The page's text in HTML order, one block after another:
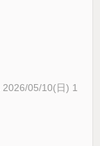
2026/05/10(日) 1